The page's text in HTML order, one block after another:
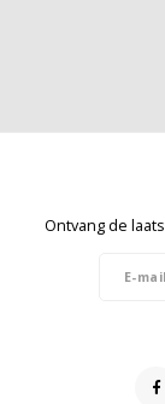
Ontvang de